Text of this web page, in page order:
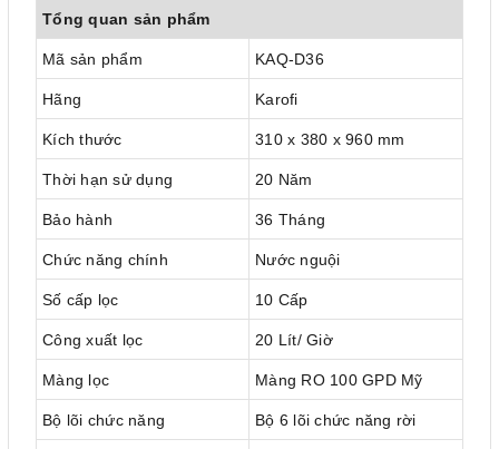
Tổng quan sản phẩm
Mã sản phẩm KAQ-D36
Hãng Karofi
Kích thước 310 x 380 x 960 mm
Thời hạn sử dụng 20 Năm
Bảo hành 36 Tháng
Chức năng chính Nước nguội
Số cấp lọc 10 Cấp
Công xuất lọc 20 Lít/ Giờ
Màng lọc Màng RO 100 GPD Mỹ
Bộ lõi chức năng Bộ 6 lõi chức năng rời